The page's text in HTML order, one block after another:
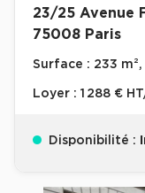
Collections Flex /
23/25 Avenue
75008 Paris
Surface : 233
Loyer : 1 288 €
Disponibilité :